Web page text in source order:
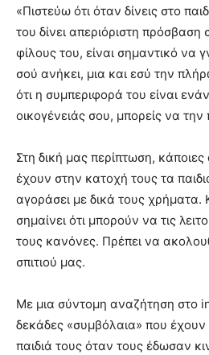
«Πιστεύω ότι όταν δίνεις στο
του δίνει απεριόριστη
φίλους του, είναι σημαντικό να
σού ανήκει, μια και εσύ την
ότι η συμπεριφορά του είναι
οικογένειάς σου, μπορείς να την
Στη δική μας περίπτωση,
έχουν στην κατοχή τους τα
αγοράσει με δικά τους χρήματα.
σημαίνει ότι μπορούν να τις
τους κανόνες. Πρέπει να
σπιτιού μας.
Με μια σύντομη αναζήτηση στο
δεκάδες «συμβόλαια» που έχουν
παιδιά τους όταν τους έδωσαν